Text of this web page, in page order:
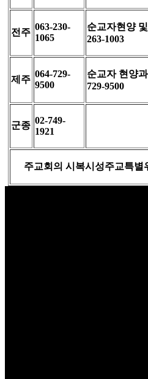
전주
063-230-
1065
순교자현양
263-1003
제주
064-729-
9500
순교자 현양
729-9500
군종 02-749-
1921
주교회의 시복시성주교특별